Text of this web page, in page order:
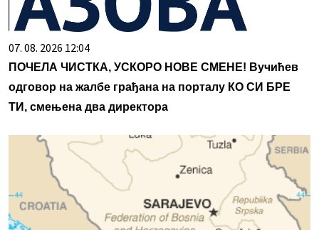
07. 08. 2026 12:04
ПОЧЕЛА ЧИСТКА, УСКОРО НОВЕ СМЕНЕ! Вучићев
одговор на жалбе грађана на порталу КО СИ БРЕ
ТИ, смењена два директора